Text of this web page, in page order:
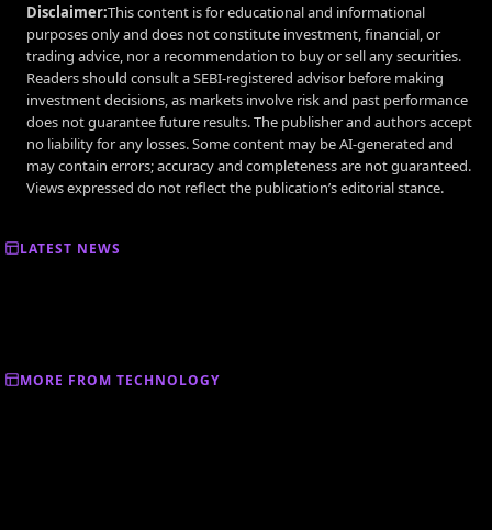
Disclaimer:This content is for educational and informational
purposes only and does not constitute investment, financial, or
trading advice, nor a recommendation to buy or sell any securities.
Readers should consult a SEBI-registered advisor before making
investment decisions, as markets involve risk and past performance
does not guarantee future results. The publisher and authors accept
no liability for any losses. Some content may be AI-generated and
may contain errors; accuracy and completeness are not guaranteed.
Views expressed do not reflect the publication’s editorial stance.
LATEST NEWS
MORE FROM TECHNOLOGY